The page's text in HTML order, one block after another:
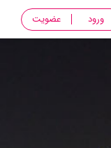
ورود عضویت